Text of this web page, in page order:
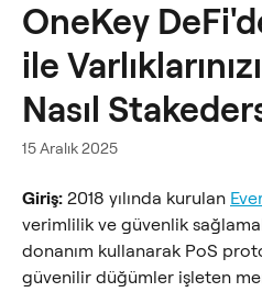
OneKey
ile
Nasıl
15 Aralık 2025
Giriş: 2018 yılında kurulan
verimlilik ve güvenlik
donanım kullanarak PoS
güvenilir düğümler işleten